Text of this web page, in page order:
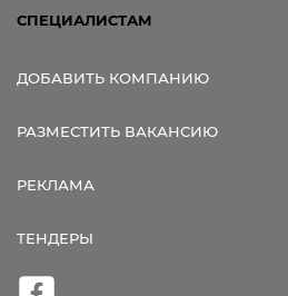
СПЕЦИАЛИСТАМ
ДОБАВИТЬ КОМПАНИЮ
РАЗМЕСТИТЬ ВАКАНСИЮ
РЕКЛАМА
ТЕНДЕРЫ